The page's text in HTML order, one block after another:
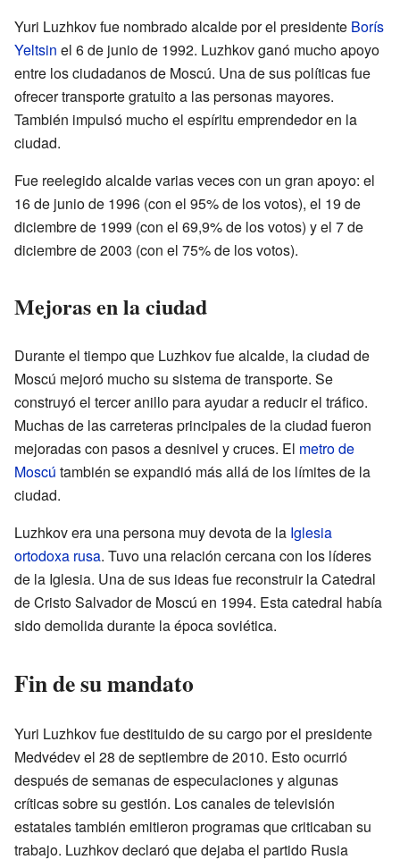
Yuri Luzhkov fue nombrado alcalde por el presidente Borís
Yeltsin el 6 de junio de 1992. Luzhkov ganó mucho apoyo
entre los ciudadanos de Moscú. Una de sus políticas fue
ofrecer transporte gratuito a las personas mayores.
También impulsó mucho el espíritu emprendedor en la
ciudad.
Fue reelegido alcalde varias veces con un gran apoyo: el
16 de junio de 1996 (con el 95% de los votos), el 19 de
diciembre de 1999 (con el 69,9% de los votos) y el 7 de
diciembre de 2003 (con el 75% de los votos).
Mejoras en la ciudad
Durante el tiempo que Luzhkov fue alcalde, la ciudad de
Moscú mejoró mucho su sistema de transporte. Se
construyó el tercer anillo para ayudar a reducir el tráfico.
Muchas de las carreteras principales de la ciudad fueron
mejoradas con pasos a desnivel y cruces. El metro de
Moscú también se expandió más allá de los límites de la
ciudad.
Luzhkov era una persona muy devota de la Iglesia
ortodoxa rusa. Tuvo una relación cercana con los líderes
de la Iglesia. Una de sus ideas fue reconstruir la Catedral
de Cristo Salvador de Moscú en 1994. Esta catedral había
sido demolida durante la época soviética.
Fin de su mandato
Yuri Luzhkov fue destituido de su cargo por el presidente
Medvédev el 28 de septiembre de 2010. Esto ocurrió
después de semanas de especulaciones y algunas
críticas sobre su gestión. Los canales de televisión
estatales también emitieron programas que criticaban su
trabajo. Luzhkov declaró que dejaba el partido Rusia